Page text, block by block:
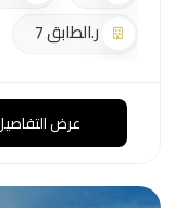
ر.الطابق 7
عرض